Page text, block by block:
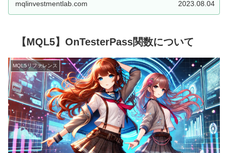
mqlinvestmentlab.com 2023.08.04
【MQL5】OnTesterPass関数について
MQL5リファレンス